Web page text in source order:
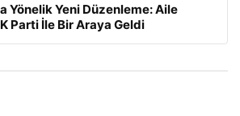
Yönelik Yeni Düzenleme: Aile
Parti İle Bir Araya Geldi